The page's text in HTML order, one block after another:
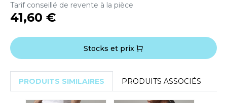
Tarif conseillé de revente à la pièce
41,60 €
Stocks et prix
PRODUITS SIMILAIRES PRODUITS ASSOCIÉS